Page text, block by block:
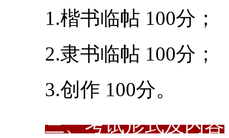
1.楷书临帖 100分；
2.隶书临帖 100分；
3.创作 100分。
三、考试形式及内容